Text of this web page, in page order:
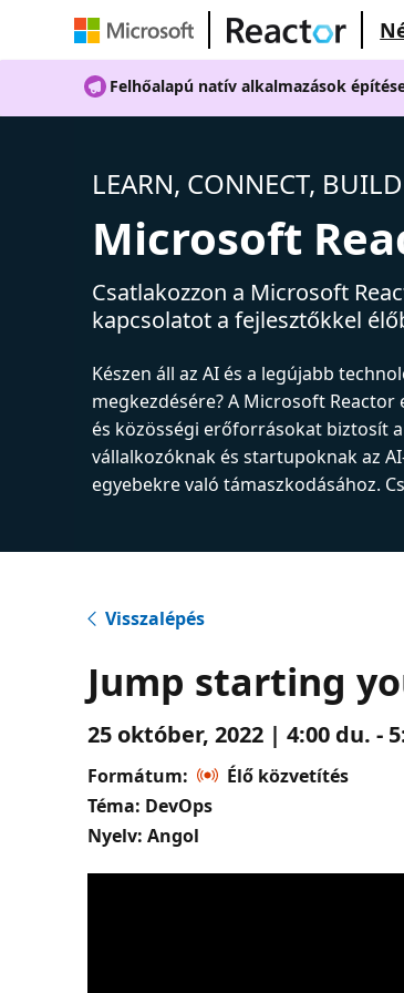
Felhőalapú natív alkalmazások
LEARN, CONNECT, BUILD
Microsoft
Csatlakozzon a Microsoft
kapcsolatot a fejlesztőkkel
Készen áll az AI és a legújabb
megkezdésére? A Microsoft Reactor
és közösségi erőforrásokat biztosít
vállalkozóknak és startupoknak az
egyebekre való támaszkodásához.
Visszalépés
Jump starting
25 október, 2022 | 4:00 du. -
Formátum:
Élő közvetítés
Téma: DevOps
Nyelv: Angol